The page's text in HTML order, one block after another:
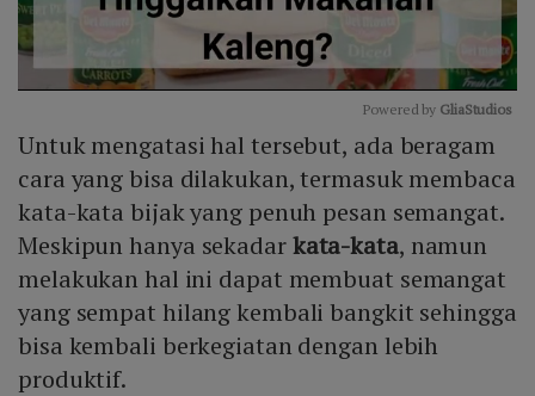
Mute
Powered by GliaStudios
Untuk mengatasi hal tersebut, ada beragam
cara yang bisa dilakukan, termasuk membaca
kata-kata bijak yang penuh pesan semangat.
Meskipun hanya sekadarkata-kata, namun
melakukan hal ini dapat membuat semangat
yang sempat hilang kembali bangkit sehingga
bisa kembali berkegiatan dengan lebih
produktif.